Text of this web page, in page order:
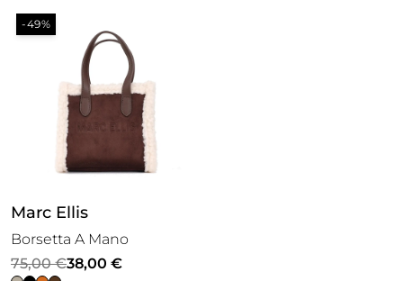
originale
era:
attuale
è:
-49%
Marc Ellis
Borsetta A Mano
75,00€
Il
38,00 €
Il